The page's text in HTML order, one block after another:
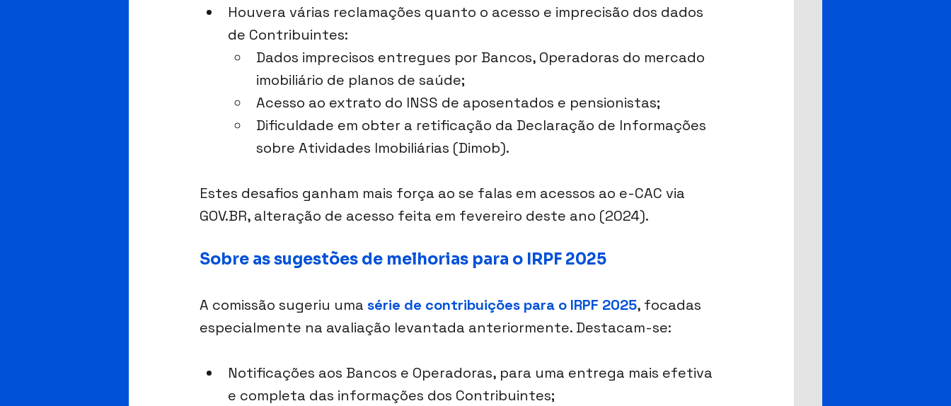
Houvera várias reclamações quanto o acesso e imprecisão dos dados
de Contribuintes:
Dados imprecisos entregues por Bancos, Operadoras do mercado
imobiliário de planos de saúde;
Acesso ao extrato do INSS de aposentados e pensionistas;
Dificuldade em obter a retificação da Declaração de Informações
sobre Atividades Imobiliárias (Dimob).
Estes desafios ganham mais força ao se falas em acessos ao e-CAC via
GOV.BR, alteração de acesso feita em fevereiro deste ano (2024).
Sobre as sugestões de melhorias para o IRPF 2025
A comissão sugeriu uma série de contribuições para o IRPF 2025, focadas
especialmente na avaliação levantada anteriormente. Destacam-se:
Notificações aos Bancos e Operadoras, para uma entrega mais efetiva
e completa das informações dos Contribuintes;